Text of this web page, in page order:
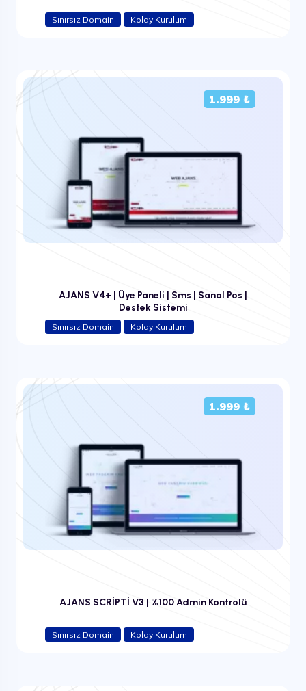
Sınırsız Domain Kolay Kurulum
1.999 ₺
AJANS V4+ | Üye Paneli | Sms | Sanal Pos |
Destek Sistemi
Sınırsız Domain Kolay Kurulum
1.999 ₺
AJANS SCRİPTİ V3 | %100 Admin Kontrolü
Sınırsız Domain Kolay Kurulum